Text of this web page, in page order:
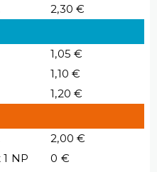
2,30 €
1,05 €
1,10 €
1,20 €
2,00 €
NP
0 €